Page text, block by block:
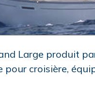
Large produit
pour croisière,